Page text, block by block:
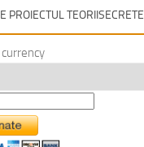
PROIECTUL TEORIISECRETE